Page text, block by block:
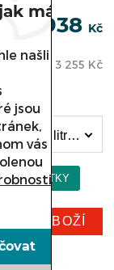
3 938 Kč
3 255 Kč
Dvoukohoutový změkčovač vody LT, 20 objem 20 litrů (3 938 Kč)
ZBOŽÍ
má
našli
jsou
vás